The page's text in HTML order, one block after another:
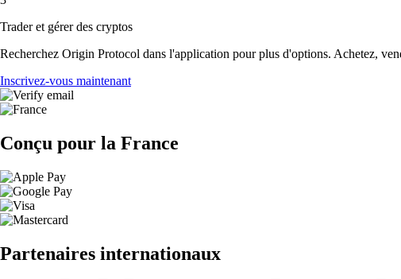
Trader et gérer des cryptos
Recherchez Origin Protocol dans l'application pour plus d'options. Achetez,
Inscrivez-vous maintenant
Conçu pour la France
Partenaires internationaux